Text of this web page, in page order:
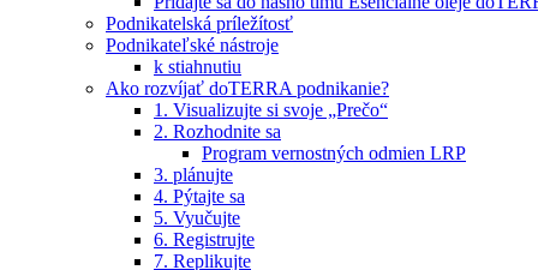
Podnikatelská príležítosť
Podnikateľské nástroje
k stiahnutiu
Ako rozvíjať doTERRA podnikanie?
1. Visualizujte si svoje „Prečo“
2. Rozhodnite sa
Program vernostných odmien LRP
3. plánujte
4. Pýtajte sa
5. Vyučujte
6. Registrujte
7. Replikujte